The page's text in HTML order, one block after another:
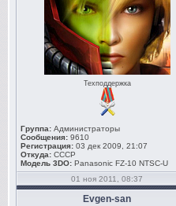
Техподдержка
Группа: Администраторы
Сообщения: 9610
Регистрация: 03 дек 2009, 21:07
Откуда: СССР
Модель 3DO: Panasonic FZ-10 NTSC-U
01 ноя 2011, 08:37
Evgen-san